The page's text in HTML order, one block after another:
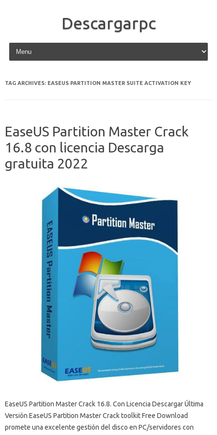
Descargarpc
Skip to content
TAG ARCHIVES: EASEUS PARTITION MASTER SUITE ACTIVATION KEY
EaseUS Partition Master Crack
16.8 con licencia Descarga
gratuita 2022
EaseUS Partition Master Crack 16.8. Con Licencia Descargar Última
Versión EaseUS Partition Master Crack toolkit Free Download
promete una excelente gestión del disco en PC/servidores con